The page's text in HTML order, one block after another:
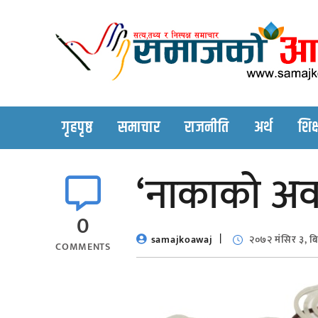
गृहपृष्ठ समाचार राजनीति अर्थ
0
COMMENTS
‘नाकाको
samajkoawaj २०७२ मंसिर ३,